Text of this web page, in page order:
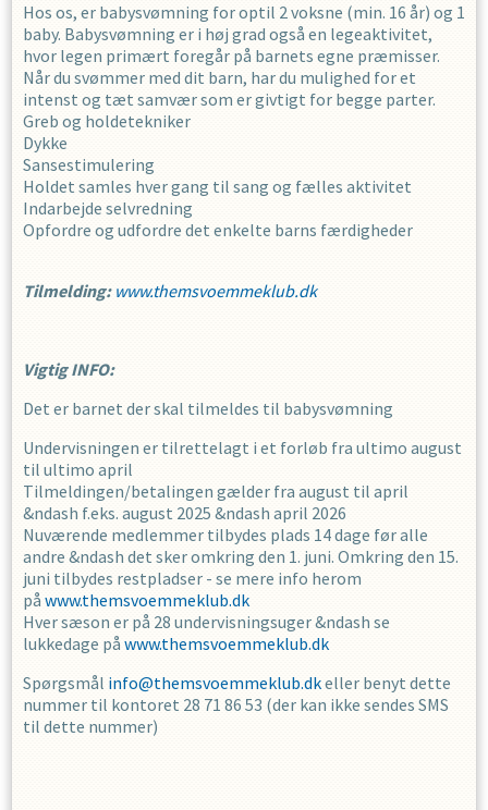
Hos os, er babysvømning for optil 2 voksne (min. 16 år) og 1
baby. Babysvømning er i høj grad også en legeaktivitet,
hvor legen primært foregår på barnets egne præmisser.
Når du svømmer med dit barn, har du mulighed for et
intenst og tæt samvær som er givtigt for begge parter.
Greb og holdetekniker
Dykke
Sansestimulering
Holdet samles hver gang til sang og fælles aktivitet
Indarbejde selvredning
Opfordre og udfordre det enkelte barns færdigheder
Tilmelding: www.themsvoemmeklub.dk
Vigtig INFO:
Det er barnet der skal tilmeldes til babysvømning
Undervisningen er tilrettelagt i et forløb fra ultimo august
til ultimo april
Tilmeldingen/betalingen gælder fra august til april
&ndash f.eks. august 2025 &ndash april 2026
Nuværende medlemmer tilbydes plads 14 dage før alle
andre &ndash det sker omkring den 1. juni. Omkring den 15.
juni tilbydes restpladser - se mere info herom
på www.themsvoemmeklub.dk
Hver sæson er på 28 undervisningsuger &ndash se
lukkedage på www.themsvoemmeklub.dk
Spørgsmål info@themsvoemmeklub.dkeller benyt dette
nummer til kontoret 28 71 86 53 (der kan ikke sendes SMS
til dette nummer)